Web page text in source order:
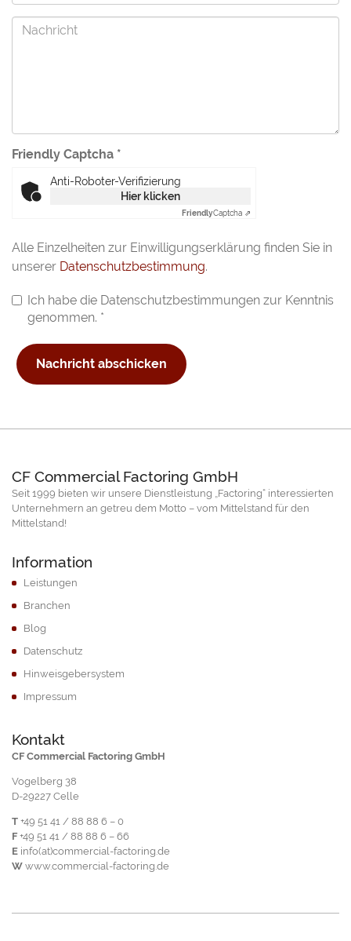
Friendly Captcha *
Anti-Roboter-Verifizierung
Hier klicken
FriendlyCaptcha ⇗
Alle Einzelheiten zur Einwilligungserklärung finden Sie in
unserer Datenschutzbestimmung.
Ich habe die Datenschutzbestimmungen zur Kenntnis
genommen. *
Nachricht abschicken
CF Commercial Factoring GmbH
Seit 1999 bieten wir unsere Dienstleistung „Factoring“ interessierten
Unternehmern an getreu dem Motto – vom Mittelstand für den
Mittelstand!
Information
Leistungen
Branchen
Blog
Datenschutz
Hinweisgebersystem
Impressum
Kontakt
CF Commercial Factoring GmbH
Vogelberg 38
D-29227 Celle
T +49 51 41 / 88 88 6 – 0
F +49 51 41 / 88 88 6 – 66
E info(at)commercial-factoring.de
W www.commercial-factoring.de